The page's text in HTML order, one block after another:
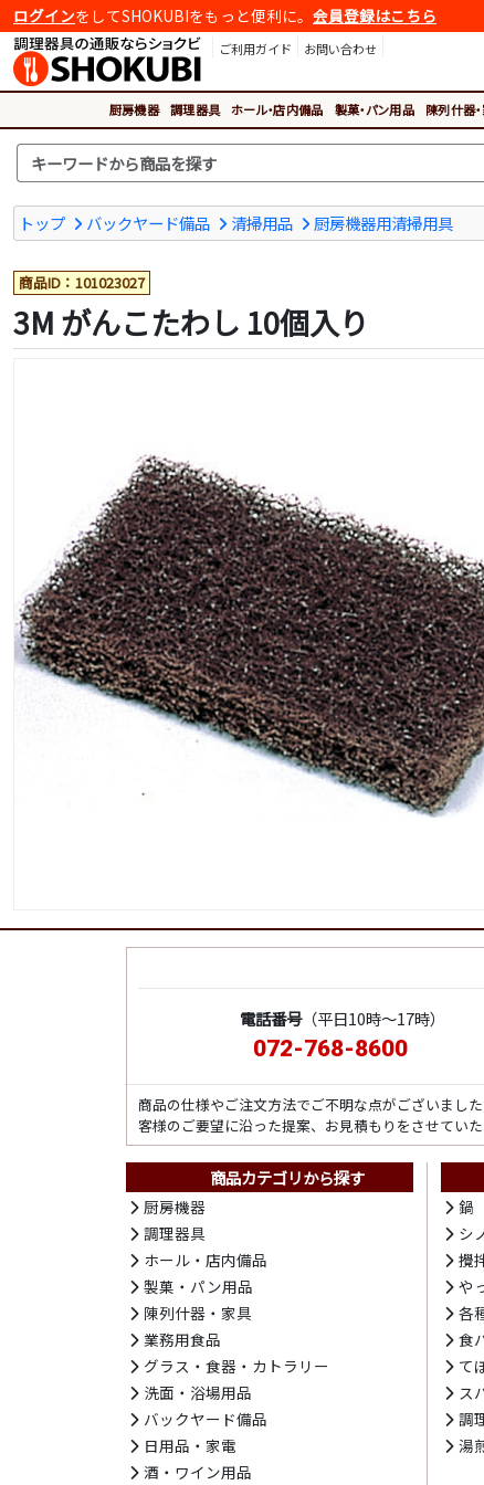
ログインをしてSHOKUBIをもっと便利に。 会員登録はこちら
ご利用ガイド
お問い合わせ
厨房機器 調理器具 ホール・店内備品 製菓・パン用品 陳列什器
トップ バックヤード備品 清掃用品 厨房機器用清掃用具
商品ID：101023027
3M がんこたわし 10個入り
電話番号（平日10時～17時）
072-768-8600
商品の仕様やご注文方法でご不明な点がございまし
客様のご要望に沿った提案、お見積もりをさせていた
商品カテゴリから探す
厨房機器
調理器具
ホール・店内備品
製菓・パン用品
陳列什器・家具
業務用食品
グラス・食器・カトラリー
洗面・浴場用品
バックヤード備品
日用品・家電
酒・ワイン用品
鍋
シ
攪
や
各
食
て
ス
調
湯